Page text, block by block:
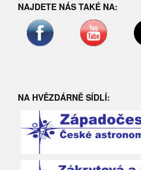
NAJDETE NÁS TAKÉ NA:
NA HVĚZDÁRNĚ SÍDLÍ: